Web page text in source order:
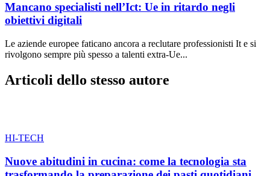
Mancano specialisti nell’Ict: Ue in ritardo negli
obiettivi digitali
Le aziende europee faticano ancora a reclutare professionisti It e si
rivolgono sempre più spesso a talenti extra-Ue...
Articoli dello stesso autore
HI-TECH
Nuove abitudini in cucina: come la tecnologia sta